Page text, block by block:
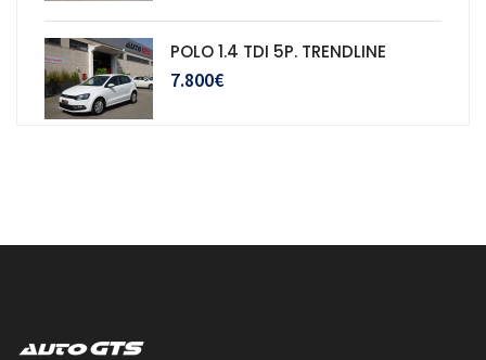
POLO 1.4 TDI 5P. TRENDLINE
7.800€